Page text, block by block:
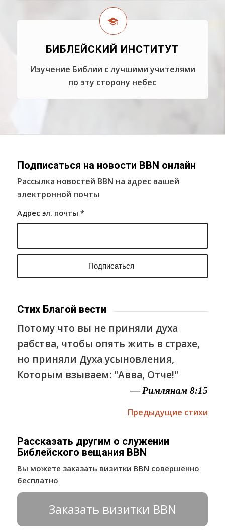
БИБЛЕЙСКИЙ ИНСТИТУТ
Изучение Библии с лучшими учителями
по эту сторону небес
Подписаться на новости BBN онлайн
Рассылка новостей BBN на адрес вашей
электронной почты
Адрес эл. почты *
Стих Благой вести
Потому что вы не приняли духа
рабства, чтобы опять жить в страхе,
но приняли Духа усыновления,
Которым взываем: "Авва, Отче!"
— Римлянам 8:15
Предыдущие стихи
Рассказать другим о служении
Библейского вещания BBN
Вы можете заказать визитки BBN совершенно
бесплатно
Заказать визитки BBN